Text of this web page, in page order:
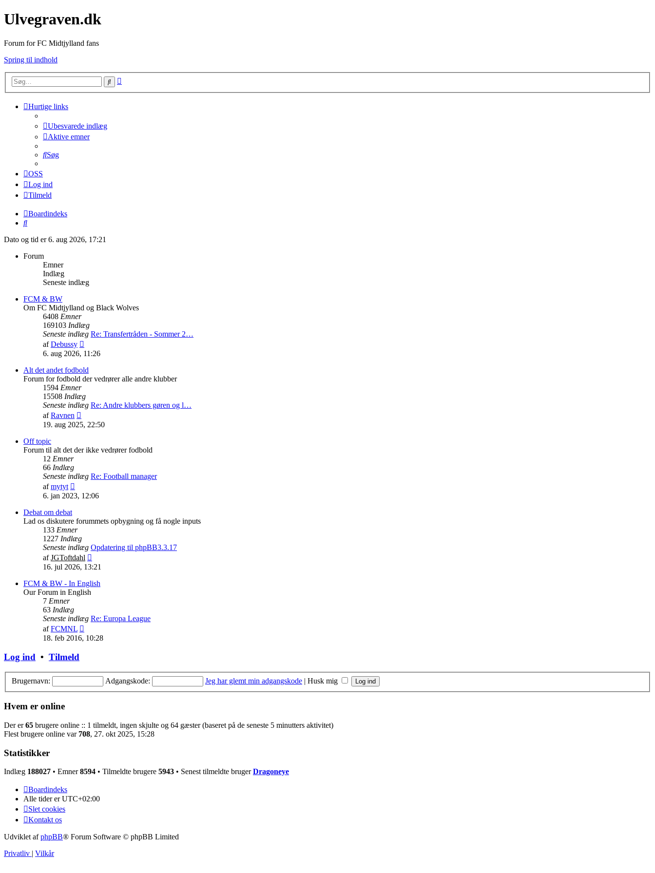
Ulvegraven.dk
Forum for FC Midtjylland fans
Spring til indhold
Søg
Hurtige links
Ubesvarede indlæg
Aktive emner
Søg
OSS
Log ind
Tilmeld
Boardindeks
Søg
Dato og tid er 6. aug 2026, 17:21
Forum
Emner
Indlæg
Seneste indlæg
FCM & BW
Om FC Midtjylland og Black Wolves
6408 Emner
169103 Indlæg
Seneste indlæg Re: Transfertråden - Sommer 2…
afDebussy
det
indlæg
6. aug 2026, 11:26
Alt det andet fodbold
Forum for fodbold der vedrører alle andre klubber
1594 Emner
15508 Indlæg
Seneste indlæg Re: Andre klubbers gøren og l…
afRavnen
det
19. aug 2025, 22:50
Off topic
Forum til alt det der ikke vedrører fodbold
12 Emner
66 Indlæg
Seneste indlæg Re: Football manager
afmytyt
det
6. jan 2023, 12:06
Debat om debat
Lad os diskutere forummets opbygning og få nogle inputs
133 Emner
1227 Indlæg
Seneste indlæg Opdatering til phpBB3.3.17
afJGToftdahl
det
indlæg
16. jul 2026, 13:21
FCM & BW - In English
Our Forum in English
7 Emner
63 Indlæg
Seneste indlæg Re: Europa League
afFCMNL
det
18. feb 2016, 10:28
Log ind • Tilmeld
Brugernavn: Adgangskode: Jeg har glemt min adgangskode | Husk mig
Hvem er online
Der er65 brugere online :: 1 tilmeldt, ingen skjulte og 64 gæster (baseret på de seneste 5 minutters aktivitet)
Flest brugere online var 708, 27. okt 2025, 15:28
Statistikker
Indlæg 188027 • Emner8594 • Tilmeldte brugere 5943 • Senest tilmeldte brugerDragoneye
Boardindeks
Alle tider erUTC+02:00
Slet cookies
Kontakt os
Udviklet afphpBB® Forum Software © phpBB Limited
Privatliv | Vilkår